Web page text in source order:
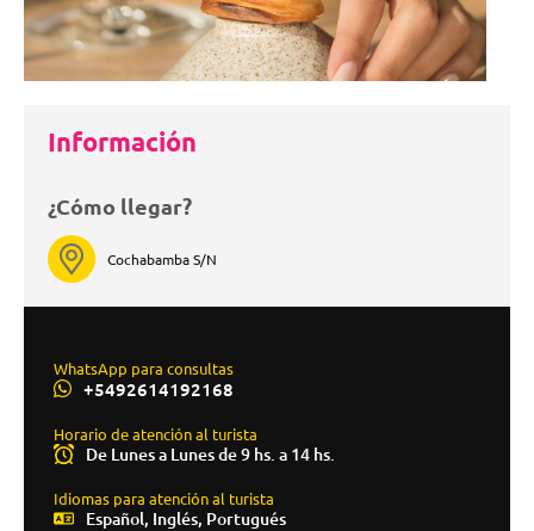
Información
¿Cómo llegar?
Cochabamba S/N
WhatsApp para consultas
+5492614192168
Horario de atención al turista
De Lunes a Lunes de 9 hs. a 14 hs.
Idiomas para atención al turista
Español, Inglés, Portugués